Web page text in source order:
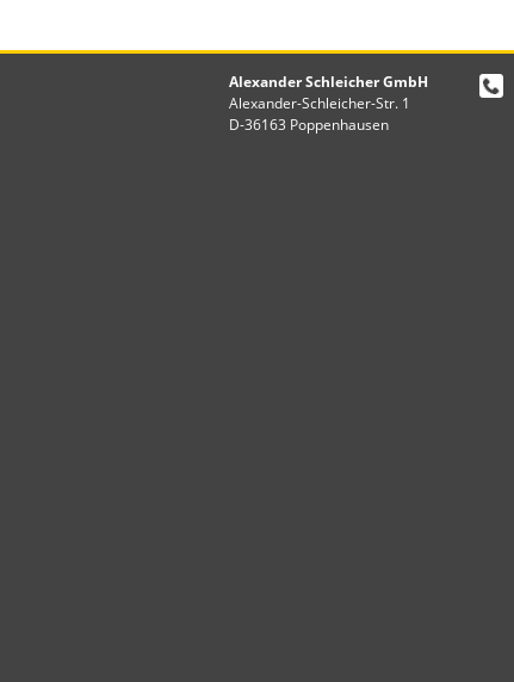
Alexander Schleicher GmbH
Alexander-Schleicher-Str. 1
D-36163 Poppenhausen